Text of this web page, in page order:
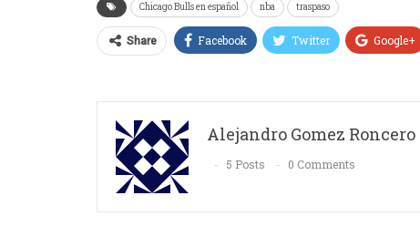
Chicago Bulls en español nba traspaso
Share Facebook Twitter Google+
Alejandro Gomez Roncero
5 Posts 0 Comments